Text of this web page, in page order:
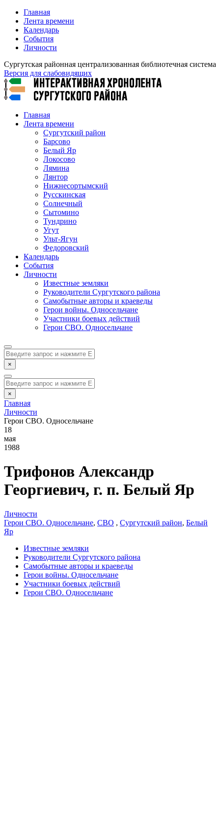
Главная
Лента времени
Календарь
События
Личности
Сургутская районная централизованная библиотечная система
Версия для слабовидящих
Главная
Лента времени
Сургутский район
Барсово
Белый Яр
Локосово
Лямина
Лянтор
Нижнесортымский
Русскинская
Солнечный
Сытомино
Тундрино
Угут
Ульт-Ягун
Федоровский
Календарь
События
Личности
Известные земляки
Руководители Сургутского района
Самобытные авторы и краеведы
Герои войны. Односельчане
Участники боевых действий
Герои СВО. Односельчане
×
×
Главная
Личности
Герои СВО. Односельчане
18
мая
1988
Трифонов Александр
Георгиевич, г. п. Белый Яр
Личности
Герои СВО. Односельчане, СВО , Сургутский район, Белый
Яр
Известные земляки
Руководители Сургутского района
Самобытные авторы и краеведы
Герои войны. Односельчане
Участники боевых действий
Герои СВО. Односельчане